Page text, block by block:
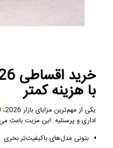
با هزینه کمتر
یکی از مهم‌ترین مزایای بازار 2026،
اداری و پرسنلیه. این مزیت باعث
بتونی مدل‌های باکیفیت‌تر بخری